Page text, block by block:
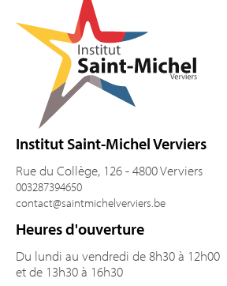
Institut Saint-Michel Verviers
Rue du Collège, 126 - 4800 Verviers
003287394650
contact@saintmichelverviers.be
Heures d'ouverture
Du lundi au vendredi de 8h30 à 12h00
et de 13h30 à 16h30